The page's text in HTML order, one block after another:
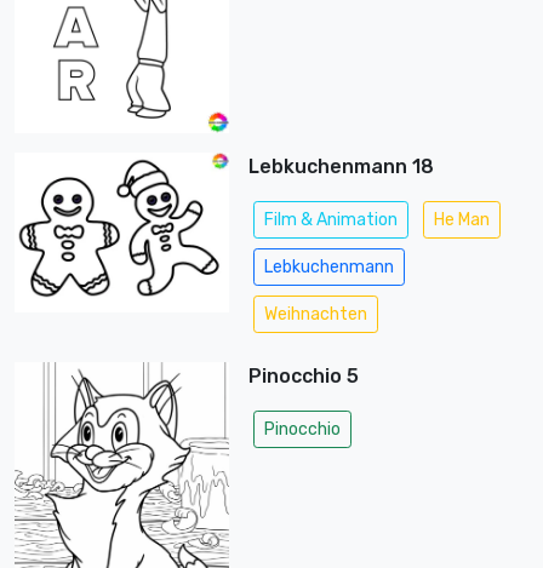
Lebkuchenmann 18
Film & Animation He Man
Lebkuchenmann
Weihnachten
Pinocchio 5
Pinocchio